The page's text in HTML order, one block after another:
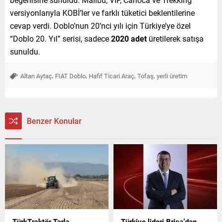
versiyonlarıyla KOBİ’ler ve farklı tüketici beklentilerine
cevap verdi. Doblo’nun 20’nci yılı için Türkiye’ye özel
“Doblo 20. Yıl” serisi, sadece2020 adetüretilerek satışa
sunuldu.
Altan Aytaç, FIAT Doblo, Hafif Ticari Araç, Tofaş, yerli üretim
Benzer Konular